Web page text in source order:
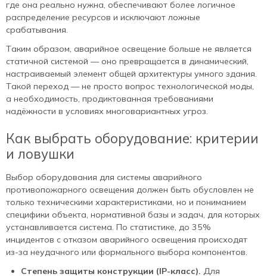
где она реально нужна, обеспечивают более логичное
распределение ресурсов и исключают ложные
срабатывания.
Таким образом, аварийное освещение больше не является
статичной системой — оно превращается в динамический,
настраиваемый элемент общей архитектуры умного здания.
Такой переход — не просто вопрос технологической моды,
а необходимость, продиктованная требованиями
надёжности в условиях многовариантных угроз.
Как выбрать оборудование: критерии
и ловушки
Выбор оборудования для системы аварийного
противопожарного освещения должен быть обусловлен не
только техническими характеристиками, но и пониманием
специфики объекта, нормативной базы и задач, для которых
устанавливается система. По статистике, до 35%
инцидентов с отказом аварийного освещения происходят
из-за неудачного или формального выбора компонентов.
Степень защиты конструкции (IP-класс). Для